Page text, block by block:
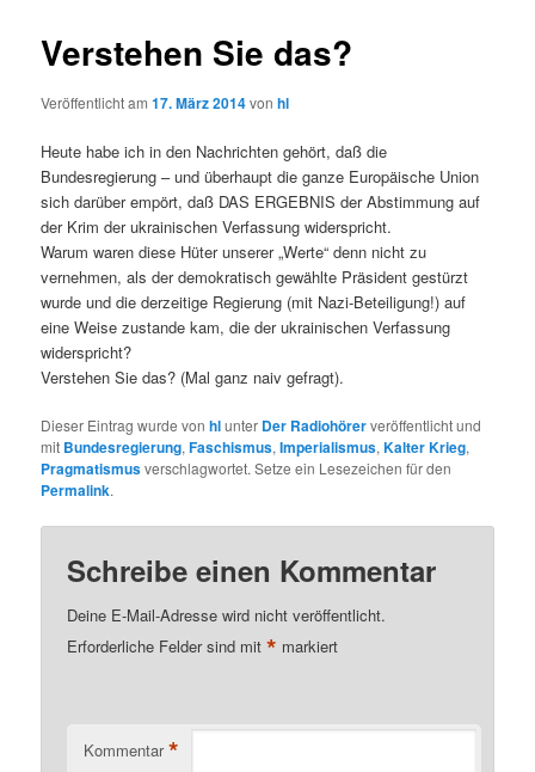
Verstehen Sie das?
Veröffentlicht am17. März 2014vonhl
Heute habe ich in den Nachrichten gehört, daß die
Bundesregierung – und überhaupt die ganze Europäische Union
sich darüber empört, daß DAS ERGEBNIS der Abstimmung auf
der Krim der ukrainischen Verfassung widerspricht.
Warum waren diese Hüter unserer „Werte“ denn nicht zu
vernehmen, als der demokratisch gewählte Präsident gestürzt
wurde und die derzeitige Regierung (mit Nazi-Beteiligung!) auf
eine Weise zustande kam, die der ukrainischen Verfassung
widerspricht?
Verstehen Sie das? (Mal ganz naiv gefragt).
Dieser Eintrag wurde vonhlunter Der Radiohörerveröffentlicht und
mit Bundesregierung,Faschismus,Imperialismus,Kalter Krieg,
Pragmatismusverschlagwortet. Setze ein Lesezeichen für den
Permalink.
Schreibe einen Kommentar
Deine E-Mail-Adresse wird nicht veröffentlicht.
Erforderliche Felder sind mit* markiert
Kommentar *